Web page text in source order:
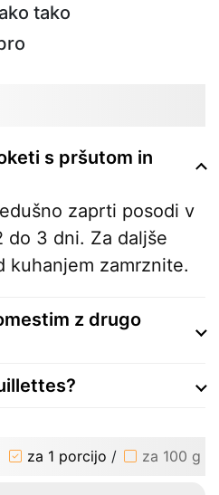
tako
s pršutom in
zaprti posodi v
do 3 dni. Za daljše
kuhanjem zamrznite.
z drugo
za 1 porcijo / za 100 g